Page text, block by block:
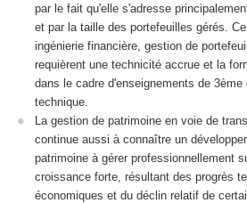
par le fait qu'elle s'adresse
et par la taille des portefeuilles gérés.
ingénierie financière, gestion de
requièrent une technicité accrue et la
dans le cadre d'enseignements de
technique.
La gestion de patrimoine en voie de
continue aussi à connaître un
patrimoine à gérer professionnellement
croissance forte, résultant des progrès
économiques et du déclin relatif de